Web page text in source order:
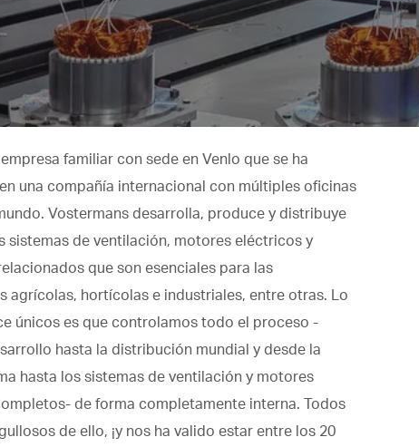
familiar con sede en Venlo que se ha
una compañía internacional con múltiples oficinas
Vostermans desarrolla, produce y distribuye
sistemas de ventilación, motores eléctricos y
que son esenciales para las
agrícolas, hortícolas e industriales, entre otras. Lo
únicos es que controlamos todo el proceso -
hasta la distribución mundial y desde la
hasta los sistemas de ventilación y motores
de forma completamente interna. Todos
de ello, ¡y nos ha valido estar entre los 20